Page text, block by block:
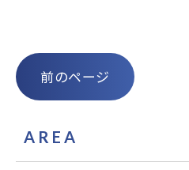
前のページ
AREA